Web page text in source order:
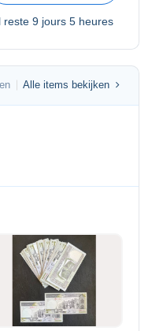
reste 9 jours 5 heures
Alle items bekijken